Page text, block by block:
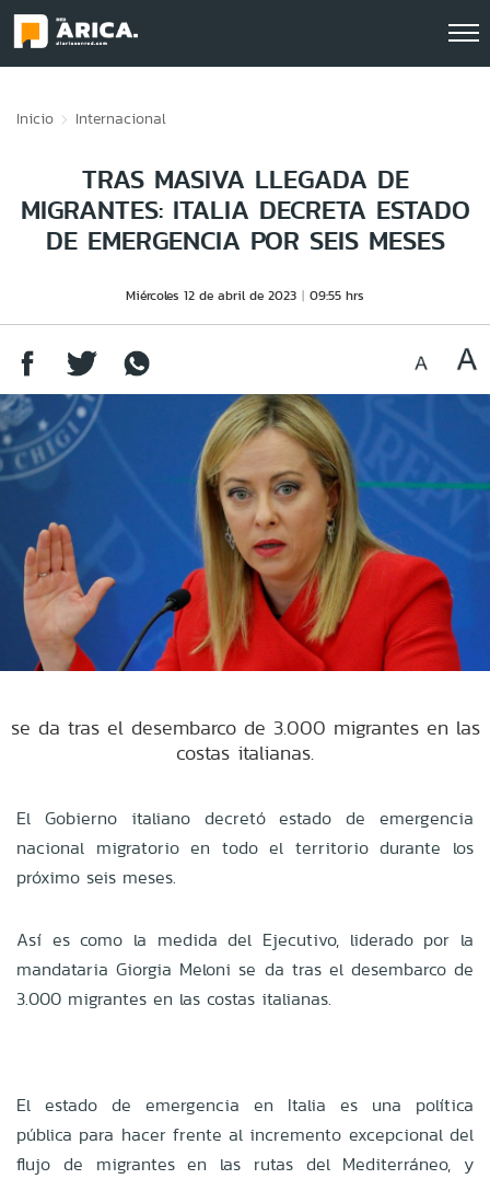
Inicio Internacional
TRAS MASIVA LLEGADA DE
MIGRANTES: ITALIA DECRETA ESTADO
DE EMERGENCIA POR SEIS MESES
Miércoles 12 de abril de 2023 09:55 hrs
se da tras el desembarco de 3.000 migrantes en las
costas italianas.
El Gobierno italiano decretó estado de emergencia
nacional migratorio en todo el territorio durante los
próximo seis meses.
Así es como la medida del Ejecutivo, liderado por la
mandataria Giorgia Meloni se da tras el desembarco de
3.000 migrantes en las costas italianas.
El estado de emergencia en Italia es una política
pública para hacer frente al incremento excepcional del
flujo de migrantes en las rutas del Mediterráneo, y